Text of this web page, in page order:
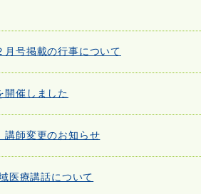
月号掲載の行事について
開催しました
師変更のお知らせ
医療講話について